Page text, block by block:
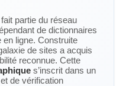
fait partie du réseau
de dictionnaires
en ligne. Construite
de sites a acquis
reconnue. Cette
s’inscrit dans un
de vérification